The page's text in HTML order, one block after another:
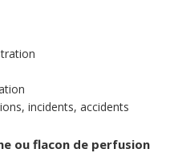
incidents, accidents
ou flacon de perfusion